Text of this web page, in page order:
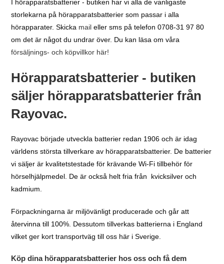
I hörapparatsbatterier - butiken har vi alla de vanligaste
storlekarna på hörapparatsbatterier som passar i alla
hörapparater. Skicka mail eller sms på telefon 0708-31 97 80
om det är något du undrar över. Du kan läsa om våra
försäljnings- och köpvillkor här!
Hörapparatsbatterier - butiken
säljer hörapparatsbatterier från
Rayovac.
Rayovac började utveckla batterier redan 1906 och är idag
världens största tillverkare av hörapparatsbatterier. De batterier
vi säljer är kvalitetstestade för krävande Wi-Fi tillbehör för
hörselhjälpmedel. De är också helt fria från kvicksilver och
kadmium.
Förpackningarna är miljövänligt producerade och går att
återvinna till 100%. Dessutom tillverkas batterierna i England
vilket ger kort transportväg till oss här i Sverige.
Köp dina hörapparatsbatterier hos oss och få dem